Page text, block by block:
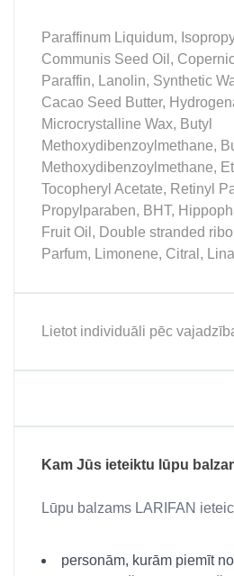
Paraffinum Liquidum,
Communis Seed Oil,
Paraffin, Lanolin, Synthetic
Cacao Seed Butter,
Microcrystalline Wax, Butyl
Methoxydibenzoylmethane,
Methoxydibenzoylmethane,
Tocopheryl Acetate, Retinyl
Propylparaben, BHT,
Fruit Oil, Double stranded
Parfum, Limonene, Citral,
Lietot individuāli pēc
Kam Jūs ieteiktu lūpu
Lūpu balzams LARIFAN
personām, kurām piemīt